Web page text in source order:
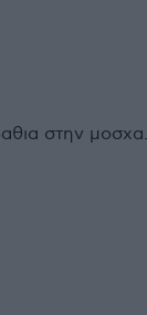
στην